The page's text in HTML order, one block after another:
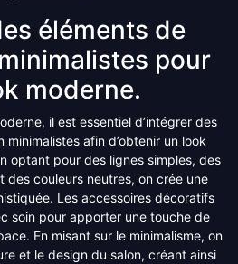
éléments de
pour
moderne.
il est essentiel d’intégrer des
afin d’obtenir un look
optant pour des lignes simples, des
des couleurs neutres, on crée une
Les accessoires décoratifs
soin pour apporter une touche de
En misant sur le minimalisme, on
et le design du salon, créant ainsi